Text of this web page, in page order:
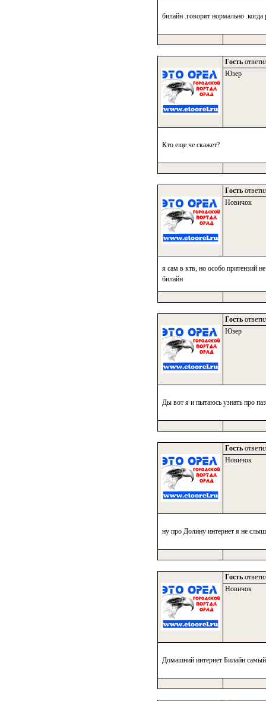
билайн .говорят нормально
Гость
Юзер
Кто еще че скажет?
Гость
Новичок
я сам в ктв, но особо притензий
билайн
Гость
Юзер
Ды вот я и пытаюсь узнать про
Гость
Новичок
ну про Долину интернет я не
Гость
Новичок
Домашний интернет Билайн